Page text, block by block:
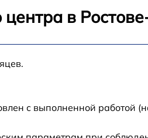
120 мин
60 мин
центра в
с выполненной работой